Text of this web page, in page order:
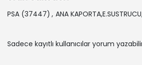
PSA (37447) , ANA
Sadece kayıtlı kullanıcılar yorum